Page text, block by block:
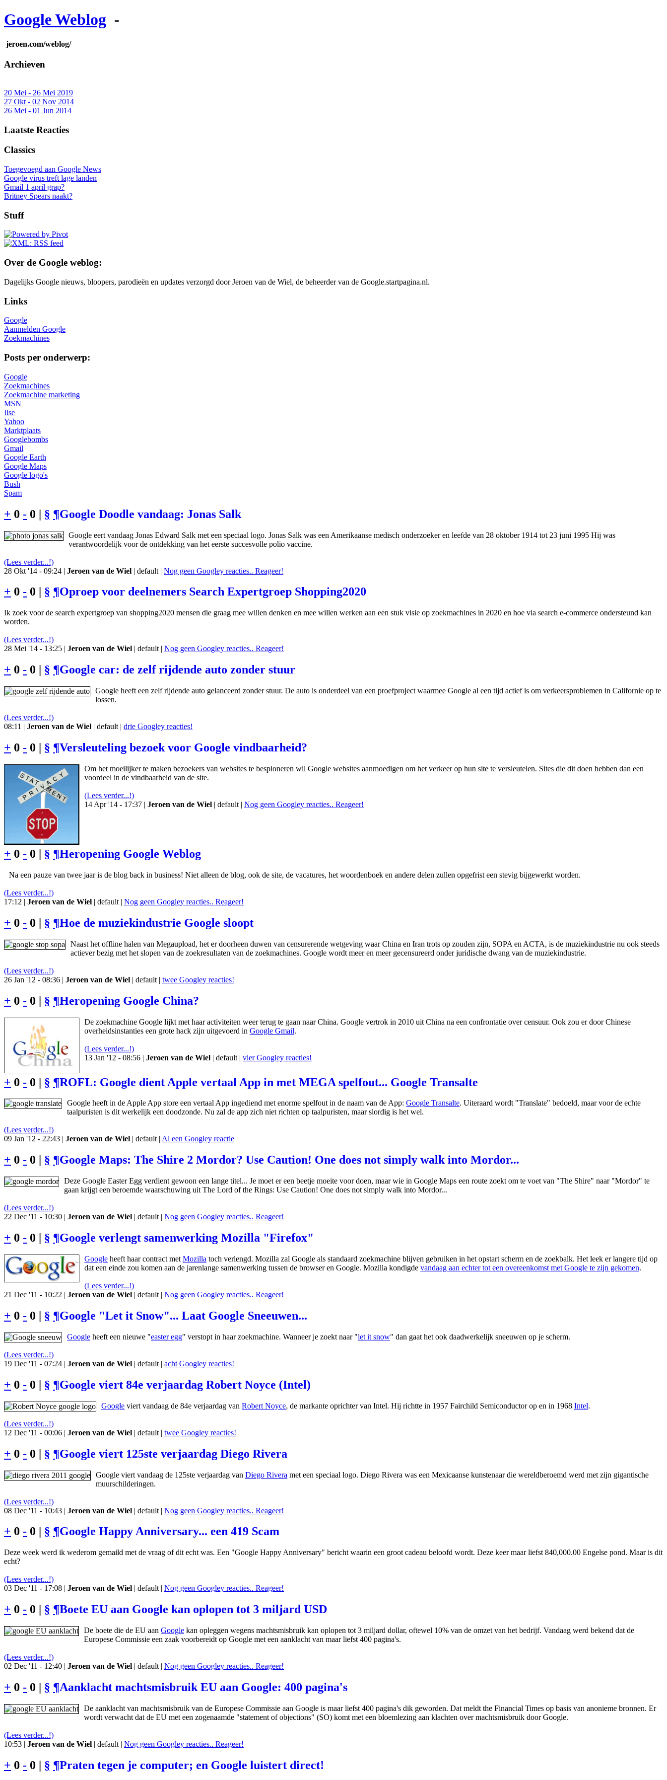
Google Weblog -
jeroen.com/weblog/
Archieven
20 Mei - 26 Mei 2019
27 Okt - 02 Nov 2014
26 Mei - 01 Jun 2014
Laatste Reacties
Classics
Toegevoegd aan Google News
Google virus treft lage landen
Gmail 1 april grap?
Britney Spears naakt?
Stuff
Over de Google weblog:
Dagelijks Google nieuws, bloopers, parodieën en updates verzorgd door Jeroen van de Wiel, de beheerder van de Google.startpagina.nl.
Links
Google
Aanmelden Google
Zoekmachines
Posts per onderwerp:
Google
Zoekmachines
Zoekmachine marketing
MSN
Ilse
Yahoo
Marktplaats
Googlebombs
Gmail
Google Earth
Google Maps
Google logo's
Bush
Spam
+ 0 - 0 | § ¶Google Doodle vandaag: Jonas Salk
Google eert vandaag Jonas Edward Salk met een speciaal logo. Jonas Salk was een Amerikaanse medisch onderzoeker en leefde van 28 oktober 1914 tot 23 juni 1995 Hij was
verantwoordelijk voor de ontdekking van het eerste succesvolle polio vaccine.
(Lees verder...!)
28 Okt '14 - 09:24 | Jeroen van de Wiel | default | Nog geen Googley reacties.. Reageer!
+ 0 - 0 | § ¶Oproep voor deelnemers Search Expertgroep Shopping2020
Ik zoek voor de search expertgroep van shopping2020 mensen die graag mee willen denken en mee willen werken aan een stuk visie op zoekmachines in 2020 en hoe via search e-commerce ondersteund kan
worden.
(Lees verder...!)
28 Mei '14 - 13:25 | Jeroen van de Wiel | default | Nog geen Googley reacties.. Reageer!
+ 0 - 0 | § ¶Google car: de zelf rijdende auto zonder stuur
Google heeft een zelf rijdende auto gelanceerd zonder stuur. De auto is onderdeel van een proefproject waarmee Google al een tijd actief is om verkeersproblemen in Californie op te
lossen.
(Lees verder...!)
08:11 | Jeroen van de Wiel | default | drie Googley reacties!
+ 0 - 0 | § ¶Versleuteling bezoek voor Google vindbaarheid?
Om het moeilijker te maken bezoekers van websites te bespioneren wil Google websites aanmoedigen om het verkeer op hun site te versleutelen. Sites die dit doen hebben dan een
voordeel in de vindbaarheid van de site.
(Lees verder...!)
14 Apr '14 - 17:37 | Jeroen van de Wiel | default | Nog geen Googley reacties.. Reageer!
+ 0 - 0 | § ¶Heropening Google Weblog
Na een pauze van twee jaar is de blog back in business! Niet alleen de blog, ook de site, de vacatures, het woordenboek en andere delen zullen opgefrist een stevig bijgewerkt worden.
(Lees verder...!)
17:12 | Jeroen van de Wiel | default | Nog geen Googley reacties.. Reageer!
+ 0 - 0 | § ¶Hoe de muziekindustrie Google sloopt
Naast het offline halen van Megaupload, het er doorheen duwen van censurerende wetgeving waar China en Iran trots op zouden zijn, SOPA en ACTA, is de muziekindustrie nu ook steeds
actiever bezig met het slopen van de zoekresultaten van de zoekmachines. Google wordt meer en meer gecensureerd onder juridische dwang van de muziekindustrie.
(Lees verder...!)
26 Jan '12 - 08:36 | Jeroen van de Wiel | default | twee Googley reacties!
+ 0 - 0 | § ¶Heropening Google China?
De zoekmachine Google lijkt met haar activiteiten weer terug te gaan naar China. Google vertrok in 2010 uit China na een confrontatie over censuur. Ook zou er door Chinese
overheidsinstanties een grote hack zijn uitgevoerd in Google Gmail.
(Lees verder...!)
13 Jan '12 - 08:56 | Jeroen van de Wiel | default | vier Googley reacties!
+ 0 - 0 | § ¶ROFL: Google dient Apple vertaal App in met MEGA spelfout... Google Transalte
Google heeft in de Apple App store een vertaal App ingediend met enorme spelfout in de naam van de App: Google Transalte. Uiteraard wordt "Translate" bedoeld, maar voor de echte
taalpuristen is dit werkelijk een doodzonde. Nu zal de app zich niet richten op taalpuristen, maar slordig is het wel.
(Lees verder...!)
09 Jan '12 - 22:43 |
Jeroen van de Wiel | default | Al een Googley reactie
+ 0 - 0 | § ¶Google Maps: The Shire 2 Mordor? Use Caution! One does not simply walk into Mordor...
Deze Google Easter Egg verdient gewoon een lange titel... Je moet er een beetje moeite voor doen, maar wie in Google Maps een route zoekt om te voet van "The Shire" naar "Mordor" te
gaan krijgt een beroemde waarschuwing uit The Lord of the Rings: Use Caution! One does not simply walk into Mordor...
(Lees verder...!)
22 Dec '11 - 10:30 | Jeroen van de Wiel | default | Nog geen Googley reacties.. Reageer!
+ 0 - 0 | § ¶Google verlengt samenwerking Mozilla "Firefox"
Google heeft haar contract met Mozilla toch verlengd. Mozilla zal Google als standaard zoekmachine blijven gebruiken in het opstart scherm en de zoekbalk. Het leek er langere tijd op
dat een einde zou komen aan de jarenlange samenwerking tussen de browser en Google. Mozilla kondigde vandaag aan echter tot een overeenkomst met Google te zijn gekomen.
(Lees verder...!)
21 Dec '11 - 10:22 | Jeroen van de Wiel | default | Nog geen Googley reacties.. Reageer!
+ 0 - 0 | § ¶Google "Let it Snow"... Laat Google Sneeuwen...
Google heeft een nieuwe "easter egg" verstopt in haar zoekmachine. Wanneer je zoekt naar "let it snow" dan gaat het ook daadwerkelijk sneeuwen op je scherm.
(Lees verder...!)
19 Dec '11 - 07:24 | Jeroen van de Wiel | default | acht Googley reacties!
+ 0 - 0 | § ¶Google viert 84e verjaardag Robert Noyce (Intel)
Google viert vandaag de 84e verjaardag van Robert Noyce, de markante oprichter van Intel. Hij richtte in 1957 Fairchild Semiconductor op en in 1968 Intel.
(Lees verder...!)
12 Dec '11 - 00:06 | Jeroen van de Wiel | default | twee Googley reacties!
+ 0 - 0 | § ¶Google viert 125ste verjaardag Diego Rivera
Google viert vandaag de 125ste verjaardag van Diego Rivera met een speciaal logo. Diego Rivera was een Mexicaanse kunstenaar die wereldberoemd werd met zijn gigantische
muurschilderingen.
(Lees verder...!)
08 Dec '11 - 10:43 | Jeroen van de Wiel | default | Nog geen Googley reacties.. Reageer!
+ 0 - 0 | § ¶Google Happy Anniversary... een 419 Scam
Deze week werd ik wederom gemaild met de vraag of dit echt was. Een "Google Happy Anniversary" bericht waarin een groot cadeau beloofd wordt. Deze keer maar liefst 840,000.00 Engelse pond. Maar is dit
echt?
(Lees verder...!)
03 Dec '11 - 17:08 | Jeroen van de Wiel | default | Nog geen Googley reacties.. Reageer!
+ 0 - 0 | § ¶Boete EU aan Google kan oplopen tot 3 miljard USD
De boete die de EU aan Google kan opleggen wegens machtsmisbruik kan oplopen tot 3 miljard dollar, oftewel 10% van de omzet van het bedrijf. Vandaag werd bekend dat de
Europese Commissie een zaak voorbereidt op Google met een aanklacht van maar liefst 400 pagina's.
(Lees verder...!)
02 Dec '11 - 12:40 | Jeroen van de Wiel | default | Nog geen Googley reacties.. Reageer!
+ 0 - 0 | § ¶Aanklacht machtsmisbruik EU aan Google: 400 pagina's
De aanklacht van machtsmisbruik van de Europese Commissie aan Google is maar liefst 400 pagina's dik geworden. Dat meldt the Financial Times op basis van anonieme bronnen. Er
wordt verwacht dat de EU met een zogenaamde "statement of objections" (SO) komt met een bloemlezing aan klachten over machtsmisbruik door Google.
(Lees verder...!)
10:53 | Jeroen van de Wiel | default | Nog geen Googley reacties.. Reageer!
+ 0 - 0 | § ¶Praten tegen je computer; en Google luistert direct!